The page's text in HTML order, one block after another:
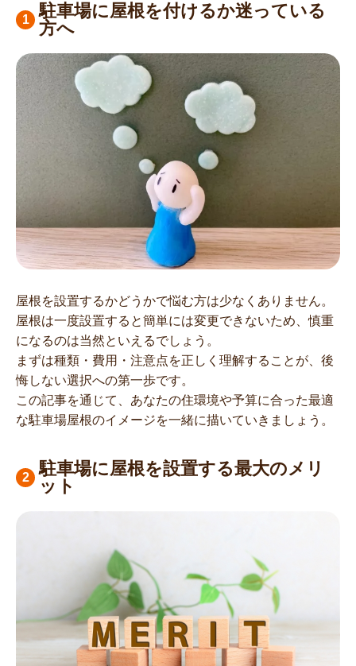
駐車場に屋根を付けるか迷っている
方へ
屋根を設置するかどうかで悩む方は少なくありません。
屋根は一度設置すると簡単には変更できないため、慎重
になるのは当然といえるでしょう。
まずは種類・費用・注意点を正しく理解することが、後
悔しない選択への第一歩です。
この記事を通じて、あなたの住環境や予算に合った最適
な駐車場屋根のイメージを一緒に描いていきましょう。
駐車場に屋根を設置する最大のメリ
ット